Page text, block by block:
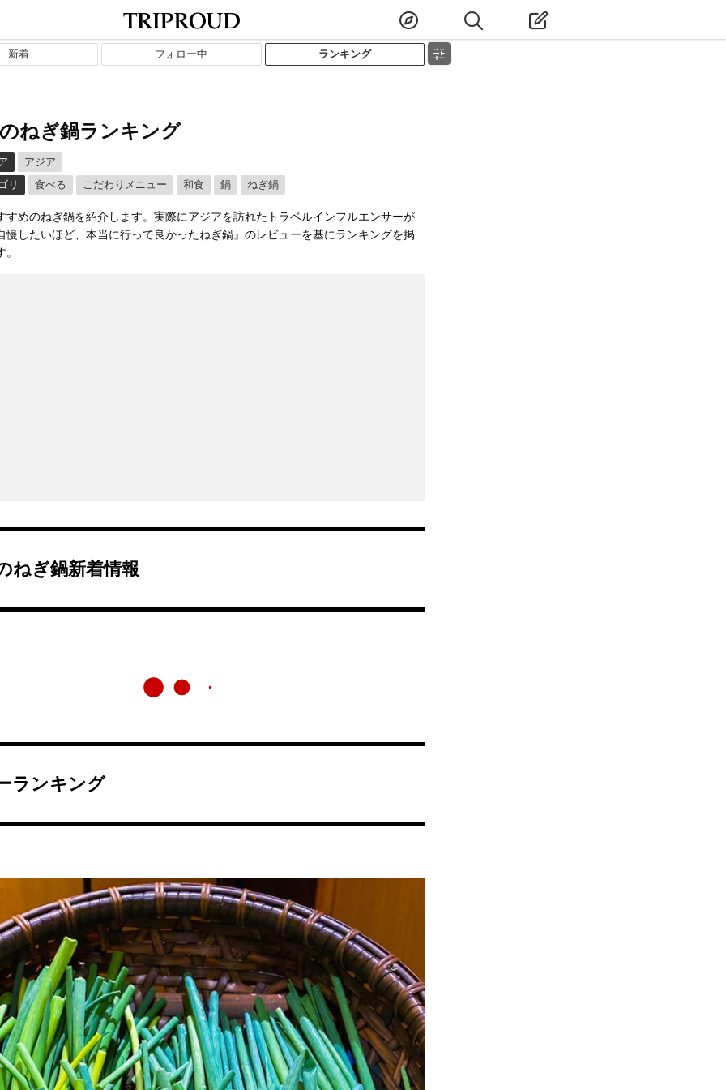
新着 フォロー中 ランキング
ねぎ鍋ランキング
アジア
リ
食べる こだわりメニュー 和食 鍋 ねぎ鍋
すめのねぎ鍋を紹介します。実際にアジアを訪れたトラベルインフルエンサーが
慢したいほど、本当に行って良かったねぎ鍋』のレビューを基にランキングを掲
ねぎ鍋新着情報
ランキング